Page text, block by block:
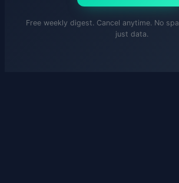
Free weekly digest. Cancel anytime. No
just data.